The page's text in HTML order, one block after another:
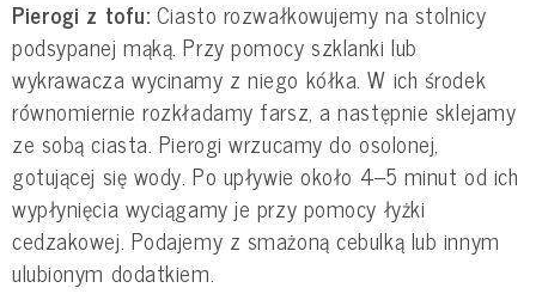
Pierogi z tofu: Ciasto rozwałkowujemy na stolnicy
podsypanej mąką. Przy pomocy szklanki lub
wykrawacza wycinamy z niego kółka. W ich środek
równomiernie rozkładamy farsz, a następnie sklejamy
ze sobą ciasta. Pierogi wrzucamy do osolonej,
gotującej się wody. Po upływie około 4–5 minut od ich
wypłynięcia wyciągamy je przy pomocy łyżki
cedzakowej. Podajemy z smażoną cebulką lub innym
ulubionym dodatkiem.